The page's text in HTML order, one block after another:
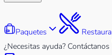
Paquetes
¿Necesitas ayuda? Contáctanos